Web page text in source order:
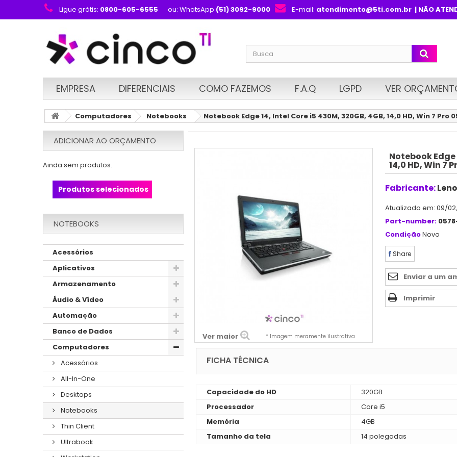
Ligue grátis: 0800-605-6555 ou: WhatsApp (51) 3092-9000 E-mail: atendimento@5ti.com.br| NÃO
EMPRESA DIFERENCIAIS COMO FAZEMOS F.A.Q LGPD VER
Computadores Notebooks Notebook Edge 14, Intel Core i5 430M, 320GB, 4GB, 14,0 HD, Win 7 Pro
ADICIONAR AO ORÇAMENTO
Ainda sem produtos.
Produtos selecionados
NOTEBOOKS
Acessórios
Aplicativos
Armazenamento
Áudio & Vídeo
Automação
Banco de Dados
Computadores
Acessórios
All-In-One
Desktops
Notebooks
Thin Client
Ultrabook
Ver maior * Imagem meramente ilustrativa
Notebook Edge
14,0 HD, Win 7
Fabricante:
Atualizado em: 09/
Part-number:
CondiçãoNovo
Share
Enviar a um
Imprimir
FICHA TÉCNICA
Capacidade do HD
320GB
Processador
Core i5
Memória
4GB
Tamanho da tela
14 polegadas